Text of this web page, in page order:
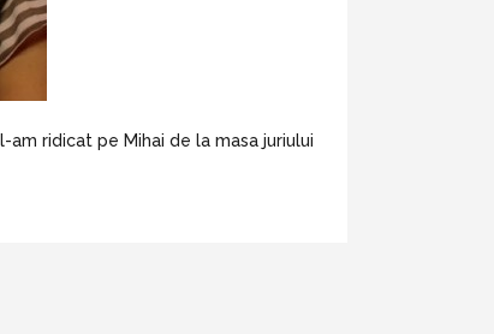
ridicat pe Mihai de la masa juriului